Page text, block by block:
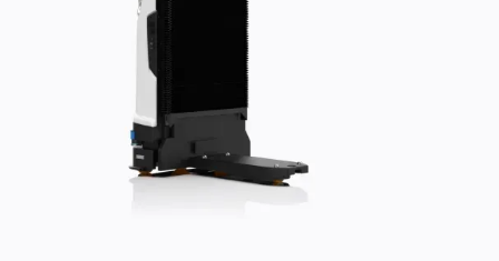
電話番号